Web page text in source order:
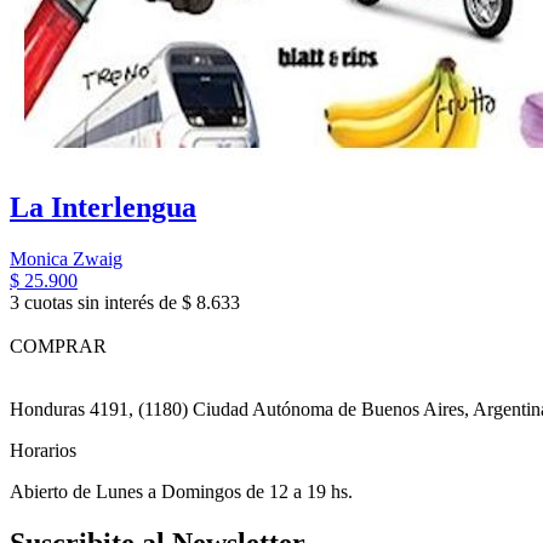
La Interlengua
Monica Zwaig
$ 25.900
3 cuotas sin interés de $ 8.633
COMPRAR
Honduras 4191, (1180) Ciudad Autónoma de Buenos Aires,
Horarios
Abierto de Lunes a Domingos de 12 a 19 hs.